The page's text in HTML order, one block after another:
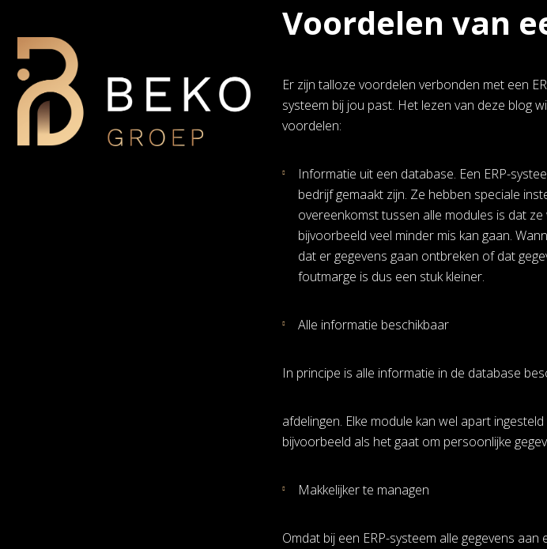
Voordelen van
Er zijn talloze voordelen verbonden met een
systeem bij jou past. Het lezen van deze blog
voordelen:
Informatie uit een database. Een ERP-
bedrijf gemaakt zijn. Ze hebben speciale
overeenkomst tussen alle modules is dat
bijvoorbeeld veel minder mis kan gaan.
dat er gegevens gaan ontbreken of dat
foutmarge is dus een stuk kleiner.
Alle informatie beschikbaar
In principe is alle informatie in de database
afdelingen. Elke module kan wel apart
bijvoorbeeld als het gaat om persoonlijke
Makkelijker te managen
Omdat bij een ERP-systeem alle gegevens